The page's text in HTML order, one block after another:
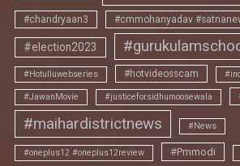
#chandryaan3 #cmmohanyadav
#election2023
#Hotulluwebseries #hotvideosscam
#JawanMovie #justiceforsidhumoosewala
#maihardistrictnews #News
#oneplus12 #oneplus12review #Pmmodi